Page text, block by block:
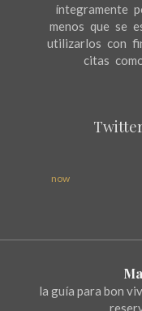
íntegramente
menos que se
utilizarlos con
citas
now
la guía para bon